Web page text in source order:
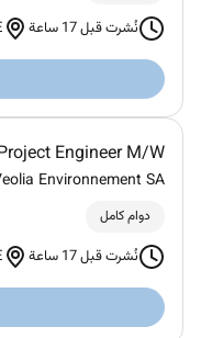
نُشرت قبل 17 ساعة
Engineer M/W
Environnement SA
دوام كامل
نُشرت قبل 17 ساعة